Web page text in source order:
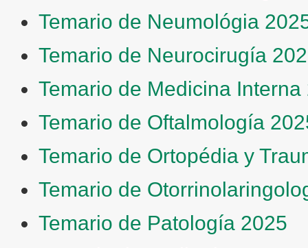
Temario de Neumológia
Temario de Neurocirugía
Temario de Medicina Interna
Temario de Oftalmología
Temario de Ortopédia y
Temario de
Temario de Patología 2025